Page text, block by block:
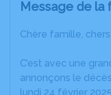
Message de la
Chère famille,
C’est avec une
annonçons le
lundi 24 février